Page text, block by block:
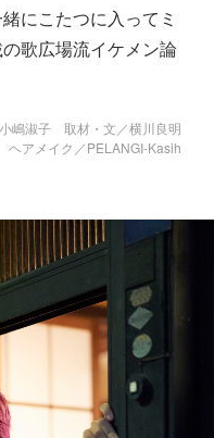
にこたつに入ってミ
歌広場流イケメン論
嶋淑子 取材・文／横川良明
ヘアメイク／PELANGI-Kasih